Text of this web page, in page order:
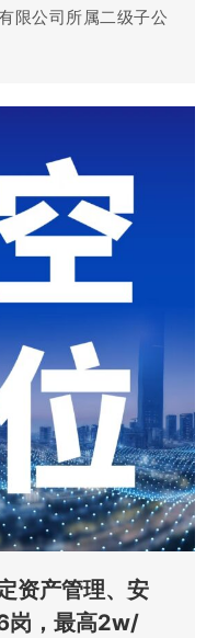
限公司所属二级子公
资产管理、安
岗，最高2w/